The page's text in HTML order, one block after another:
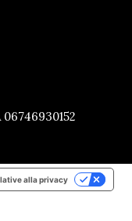
alla privacy